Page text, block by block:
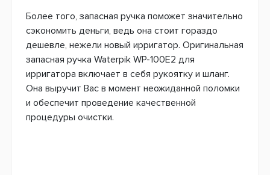
Более того, запасная ручка поможет значительно
сэкономить деньги, ведь она стоит гораздо
дешевле, нежели новый ирригатор. Оригинальная
запасная ручка Waterpik WP-100E2 для
ирригатора включает в себя рукоятку и шланг.
Она выручит Вас в момент неожиданной поломки
и обеспечит проведение качественной
процедуры очистки.